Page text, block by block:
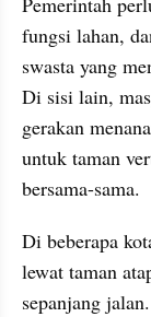
fungsi lahan,
swasta yang
Di sisi lain,
gerakan
untuk taman
bersama-sama.
Di beberapa
lewat taman
sepanjang